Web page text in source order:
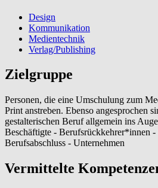
Design
Kommunikation
Medientechnik
Verlag/Publishing
Zielgruppe
Personen, die eine Umschulung zum
Print anstreben. Ebenso angesprochen
gestalterischen Beruf allgemein ins
Beschäftigte - Berufsrückkehrer*innen -
Berufsabschluss - Unternehmen
Vermittelte